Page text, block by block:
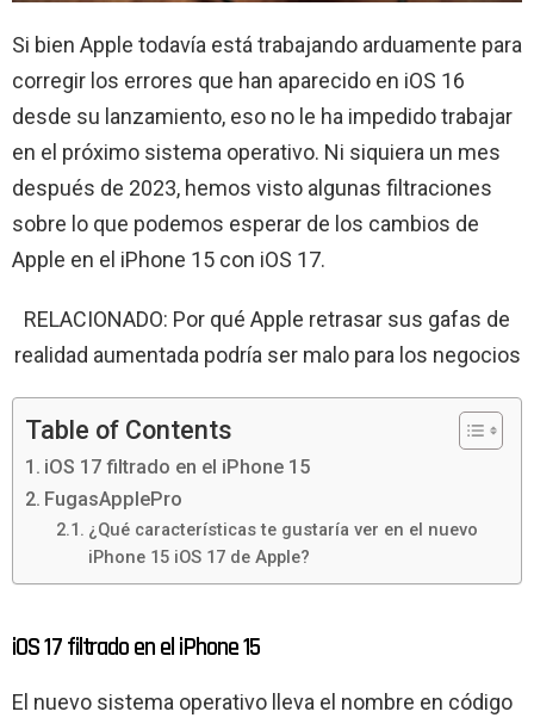
Si bien Apple todavía está trabajando arduamente para
corregir los errores que han aparecido en iOS 16
desde su lanzamiento, eso no le ha impedido trabajar
en el próximo sistema operativo. Ni siquiera un mes
después de 2023, hemos visto algunas filtraciones
sobre lo que podemos esperar de los cambios de
Apple en el iPhone 15 con iOS 17.
RELACIONADO: Por qué Apple retrasar sus gafas de
realidad aumentada podría ser malo para los negocios
Table of Contents
iOS 17 filtrado en el iPhone 15
FugasApplePro
¿Qué características te gustaría ver en el nuevo
iPhone 15 iOS 17 de Apple?
iOS 17 filtrado en el iPhone 15
El nuevo sistema operativo lleva el nombre en código